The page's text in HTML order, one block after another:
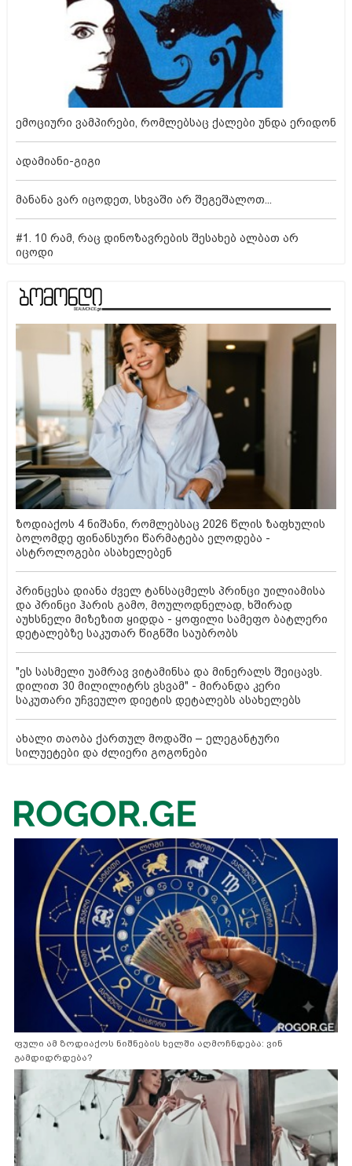
ემოციური ვამპირები, რომლებსაც ქალები უნდა ერიდონ
ადამიანი-გიგი
მანანა ვარ იცოდეთ, სხვაში არ შეგეშალოთ...
#1. 10 რამ, რაც დინოზავრების შესახებ ალბათ არ
იცოდი
ზოდიაქოს 4 ნიშანი, რომლებსაც 2026 წლის ზაფხულის
ბოლომდე ფინანსური წარმატება ელოდება -
ასტროლოგები ასახელებენ
პრინცესა დიანა ძველ ტანსაცმელს პრინცი უილიამისა
და პრინცი ჰარის გამო, მოულოდნელად, ხშირად
აუხსნელი მიზეზით ყიდდა - ყოფილი სამეფო ბატლერი
დეტალებზე საკუთარ წიგნში საუბრობს
"ეს სასმელი უამრავ ვიტამინსა და მინერალს შეიცავს.
დილით 30 მილილიტრს ვსვამ" - მირანდა კერი
საკუთარი უჩვეულო დიეტის დეტალებს ასახელებს
ახალი თაობა ქართულ მოდაში – ელეგანტური
სილუეტები და ძლიერი გოგონები
ფული ამ ზოდიაქოს ნიშნების ხელში აღმოჩნდება: ვინ
გამდიდრდება?